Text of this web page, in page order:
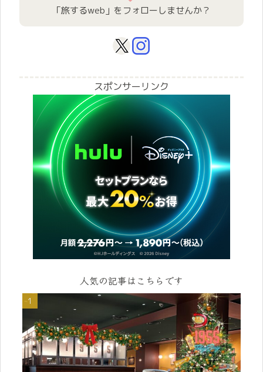
「旅するweb」をフォローしませんか？
スポンサーリンク
人気の記事はこちらです